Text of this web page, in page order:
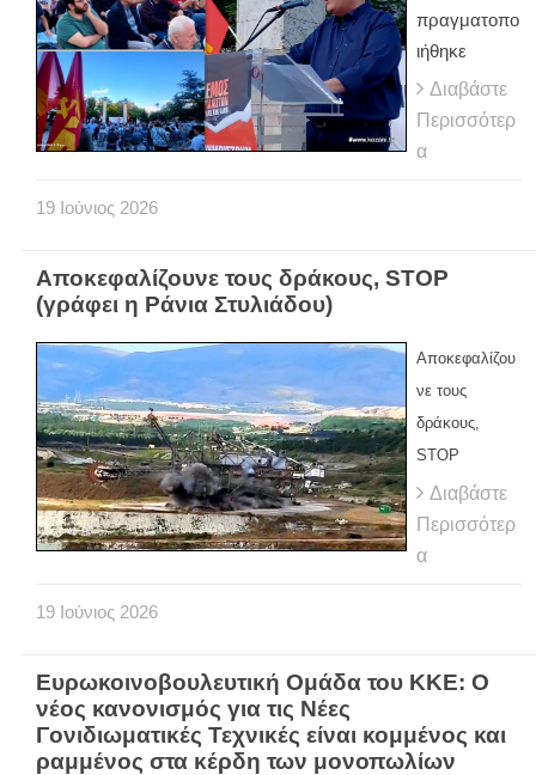
πραγματοπο
ιήθηκε
Διαβάστε
Περισσότερ
α
19 Ιούνιος 2026
Αποκεφαλίζουνε τους δράκους, STOP
(γράφει η Ράνια Στυλιάδου)
Αποκεφαλίζου
νε τους
δράκους,
STOP
Διαβάστε
Περισσότερ
α
19 Ιούνιος 2026
Ευρωκοινοβουλευτική Ομάδα του ΚΚΕ: Ο
νέος κανονισμός για τις Νέες
Γονιδιωματικές Τεχνικές είναι κομμένος και
ραμμένος στα κέρδη των μονοπωλίων